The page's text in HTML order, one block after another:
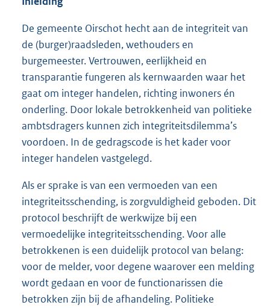
De gemeente Oirschot hecht aan de integriteit van
de (burger)raadsleden, wethouders en
burgemeester. Vertrouwen, eerlijkheid en
transparantie fungeren als kernwaarden waar het
gaat om integer handelen, richting inwoners én
onderling. Door lokale betrokkenheid van politieke
ambtsdragers kunnen zich integriteitsdilemma’s
voordoen. In de gedragscode is het kader voor
integer handelen vastgelegd.
Als er sprake is van een vermoeden van een
integriteitsschending, is zorgvuldigheid geboden. Dit
protocol beschrijft de werkwijze bij een
vermoedelijke integriteitsschending. Voor alle
betrokkenen is een duidelijk protocol van belang:
voor de melder, voor degene waarover een melding
wordt gedaan en voor de functionarissen die
betrokken zijn bij de afhandeling. Politieke